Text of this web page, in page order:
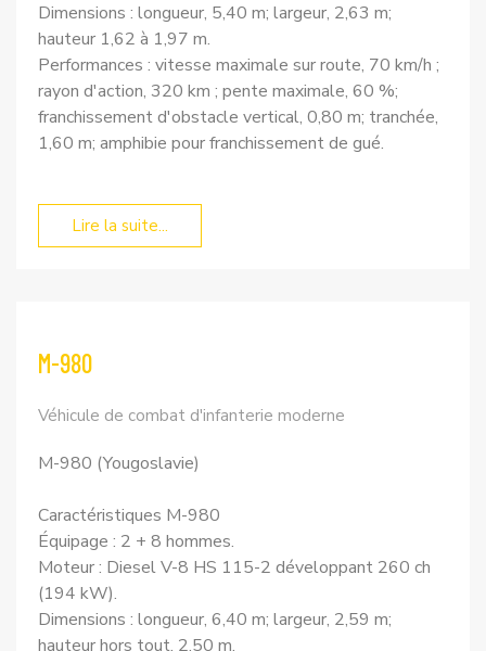
Dimensions : longueur, 5,40 m; largeur, 2,63 m;
hauteur 1,62 à 1,97 m.
Performances : vitesse maximale sur route, 70 km/h ;
rayon d'action, 320 km ; pente maximale, 60 %;
franchissement d'obstacle vertical, 0,80 m; tranchée,
1,60 m; amphibie pour franchissement de gué.
Lire la suite...
M-980
Véhicule de combat d'infanterie moderne
M-980 (Yougoslavie)
Caractéristiques M-980
Équipage : 2 + 8 hommes.
Moteur : Diesel V-8 HS 115-2 développant 260 ch
(194 kW).
Dimensions : longueur, 6,40 m; largeur, 2,59 m;
hauteur hors tout, 2,50 m.